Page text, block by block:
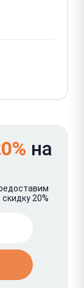
на
20%